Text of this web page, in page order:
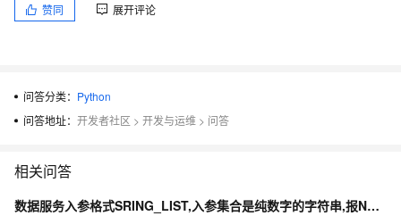
赞同 展开评论
问答分类： Python
问答地址： 开发者社区 > 开发与运维 > 问答
相关问答
数据服务入参格式SRING_LIST,入参集合是纯数字的字符串,报Numeric out range